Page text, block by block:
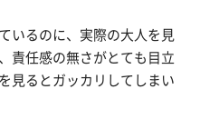
いるのに、実際の大人を見
責任感の無さがとても目立
見るとガッカリしてしまい